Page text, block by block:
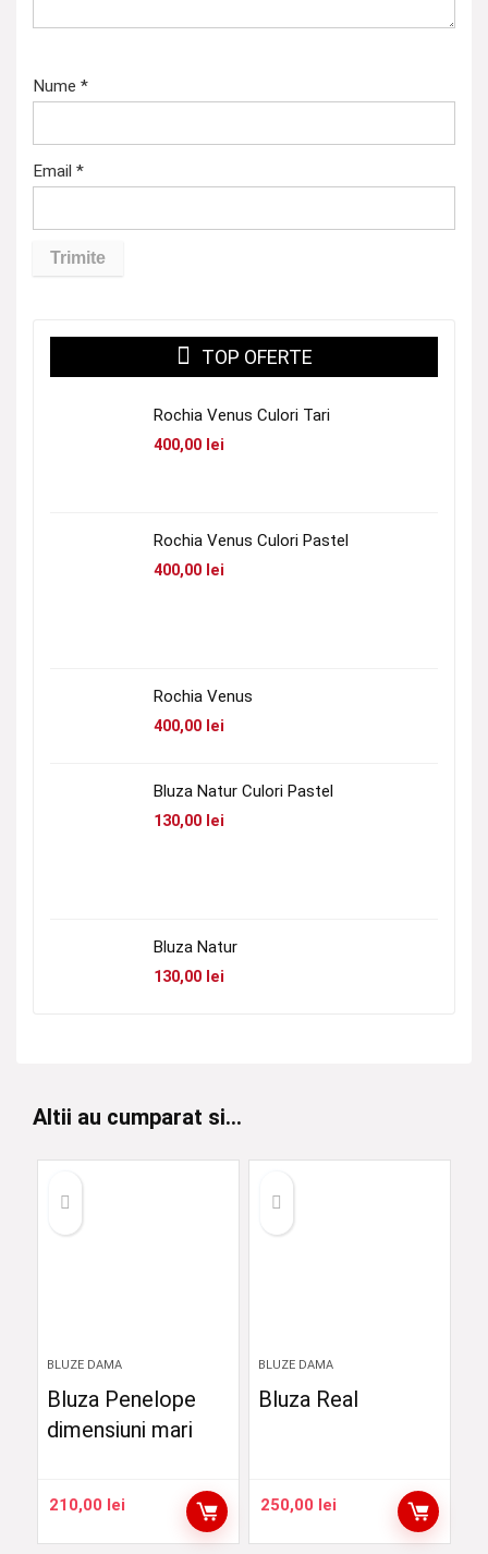
Nume *
Email *
TOP OFERTE
Rochia Venus Culori Tari
400,00 lei
Rochia Venus Culori Pastel
400,00 lei
Rochia Venus
400,00 lei
Bluza Natur Culori Pastel
130,00 lei
Bluza Natur
130,00 lei
Altii au cumparat si...
BLUZE DAMA
Bluza Penelope
dimensiuni mari
210,00 lei
BLUZE DAMA
Bluza Real
250,00 lei